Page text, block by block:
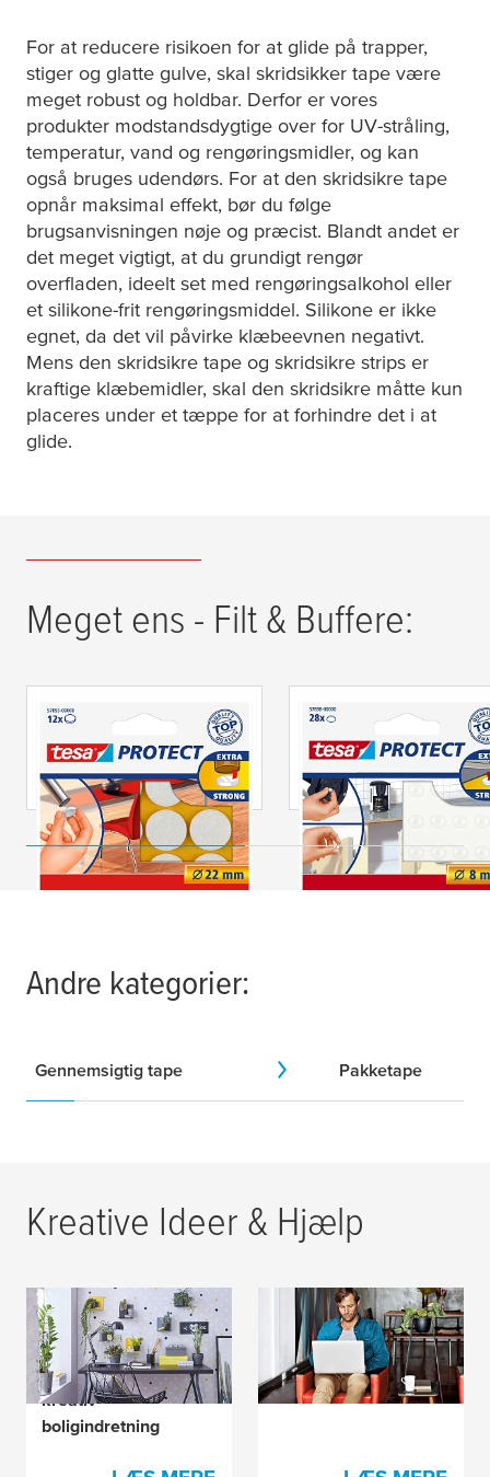
For at reducere risikoen for at glide på trapper,
stiger og glatte gulve, skal skridsikker tape være
meget robust og holdbar. Derfor er vores
produkter modstandsdygtige over for UV-stråling,
temperatur, vand og rengøringsmidler, og kan
også bruges udendørs. For at den skridsikre tape
opnår maksimal effekt, bør du følge
brugsanvisningen nøje og præcist. Blandt andet er
det meget vigtigt, at du grundigt rengør
overfladen, ideelt set med rengøringsalkohol eller
et silikone-frit rengøringsmiddel. Silikone er ikke
egnet, da det vil påvirke klæbeevnen negativt.
Mens den skridsikre tape og skridsikre strips er
kraftige klæbemidler, skal den skridsikre måtte kun
placeres under et tæppe for at forhindre det i at
glide.
Meget ens - Filt & Buffere:
® Protect Filtpuder
Lyddæmpere
Andre kategorier:
Gennemsigtig tape Pakketape
Kreative Ideer & Hjælp
DIY Magasin:
Inspiration til gør-det-
selv projekter og
kreativ
boligindretning
Hjælp og support